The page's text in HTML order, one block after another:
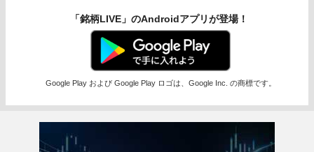
「銘柄LIVE」のAndroidアプリが登場！
Google Play および Google Play ロゴは、Google Inc. の商標です。